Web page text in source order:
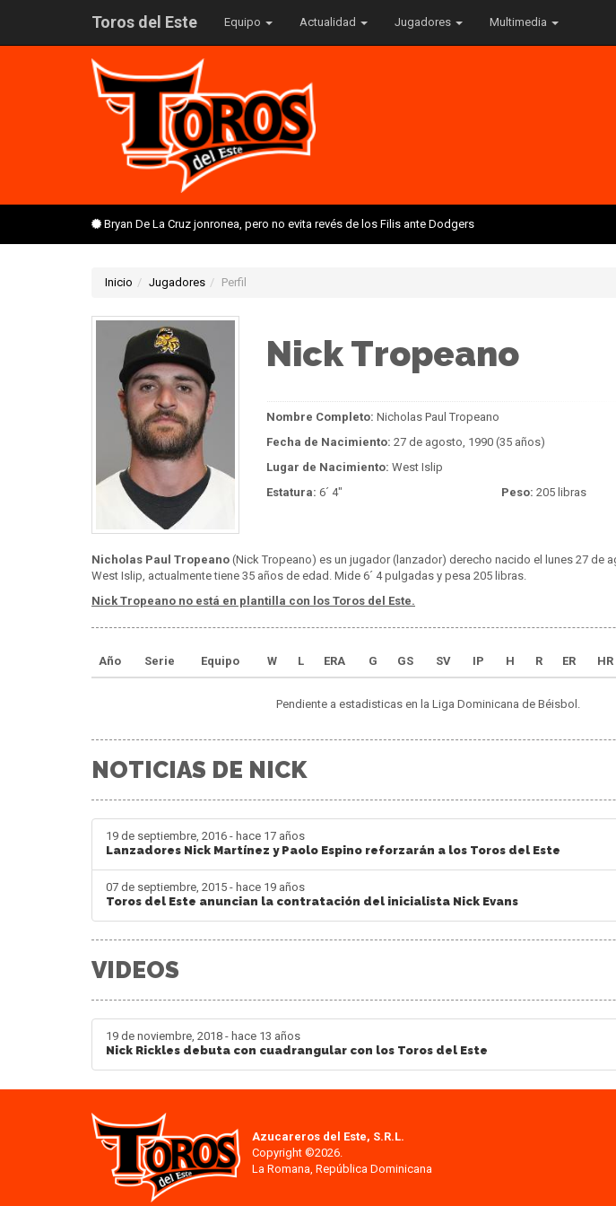
Toros del Este Equipo Actualidad Jugadores Multimedia
Bryan De La Cruz jonronea, pero no evita revés de los Filis ante Dodgers
Inicio Jugadores Perfil
Nick Tropeano
Nombre Completo: Nicholas Paul Tropeano
Fecha de Nacimiento: 27 de agosto, 1990 (35 años)
Lugar de Nacimiento: West Islip
Estatura: 6´ 4" Peso: 205 libras
Nicholas Paul Tropeano (Nick Tropeano) es un jugador (lanzador) derecho nacido el lunes 27 de
West Islip, actualmente tiene 35 años de edad. Mide 6´ 4 pulgadas y pesa 205 libras.
Nick Tropeano no está en plantilla con los Toros del Este.
Año Serie Equipo W L ERA G GS SV IP H R ER HR
Pendiente a estadisticas en la Liga Dominicana de Béisbol.
NOTICIAS DE NICK
19 de septiembre, 2016 - hace 17 años
Lanzadores Nick Martínez y Paolo Espino reforzarán a los Toros del Este
07 de septiembre, 2015 - hace 19 años
Toros del Este anuncian la contratación del inicialista Nick Evans
VIDEOS
19 de noviembre, 2018 - hace 13 años
Nick Rickles debuta con cuadrangular con los Toros del Este
Azucareros del Este, S.R.L.
Copyright ©2026.
La Romana, República Dominicana